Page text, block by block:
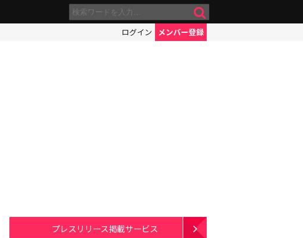
ログイン メンバー登録
プレスリリース掲載サービス